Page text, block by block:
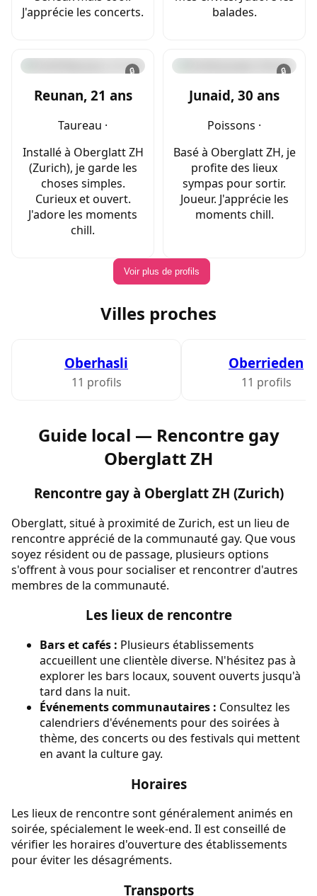
J'apprécie les concerts.
balades.
🔒
Reunan, 21 ans
Taureau ·
Installé à Oberglatt ZH
(Zurich), je garde les
choses simples.
Curieux et ouvert.
J'adore les moments
chill.
🔒
Junaid, 30 ans
Poissons ·
Basé à Oberglatt ZH, je
profite des lieux
sympas pour sortir.
Joueur. J'apprécie les
moments chill.
Voir plus de profils
Villes proches
Oberhasli
11 profils
Oberrieden
11 profils
Guide local — Rencontre gay
Oberglatt ZH
Rencontre gay à Oberglatt ZH (Zurich)
Oberglatt, situé à proximité de Zurich, est un lieu de
rencontre apprécié de la communauté gay. Que vous
soyez résident ou de passage, plusieurs options
s'offrent à vous pour socialiser et rencontrer d'autres
membres de la communauté.
Les lieux de rencontre
Bars et cafés : Plusieurs établissements
accueillent une clientèle diverse. N'hésitez pas à
explorer les bars locaux, souvent ouverts jusqu'à
tard dans la nuit.
Événements communautaires : Consultez les
calendriers d'événements pour des soirées à
thème, des concerts ou des festivals qui mettent
en avant la culture gay.
Horaires
Les lieux de rencontre sont généralement animés en
soirée, spécialement le week-end. Il est conseillé de
vérifier les horaires d'ouverture des établissements
pour éviter les désagréments.
Transports